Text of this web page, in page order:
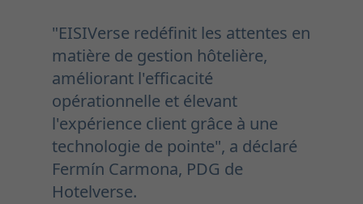
"EISIVerse redéfinit les attentes en
matière de gestion hôtelière,
améliorant l'efficacité
opérationnelle et élevant
l'expérience client grâce à une
technologie de pointe", a déclaré
Fermín Carmona, PDG de
Hotelverse.